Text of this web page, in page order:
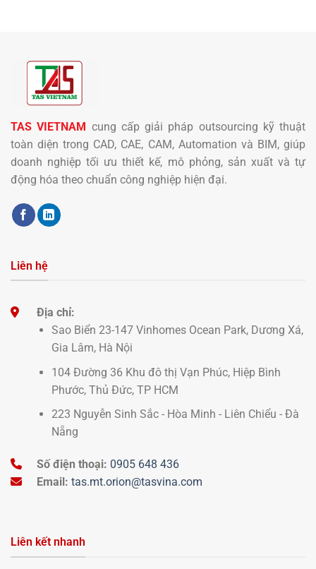
TAS VIETNAM cung cấp giải pháp outsourcing kỹ thuật
toàn diện trong CAD, CAE, CAM, Automation và BIM, giúp
doanh nghiệp tối ưu thiết kế, mô phỏng, sản xuất và tự
động hóa theo chuẩn công nghiệp hiện đại.
Liên hệ
Địa chỉ:
Sao Biển 23-147 Vinhomes Ocean Park, Dương Xá,
Gia Lâm, Hà Nội
104 Đường 36 Khu đô thị Vạn Phúc, Hiệp Bình
Phước, Thủ Đức, TP HCM
223 Nguyễn Sinh Sắc - Hòa Minh - Liên Chiểu - Đà
Nẵng
Số điện thoại: 0905 648 436
Email: tas.mt.orion@tasvina.com
Liên kết nhanh